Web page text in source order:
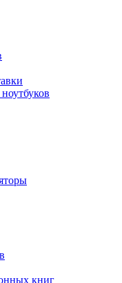
книг